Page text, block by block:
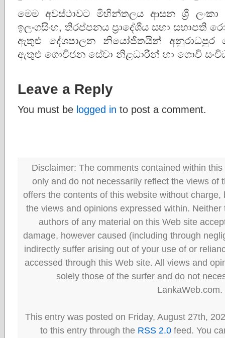
මෙම අවස්ථාවට මිහින්තලය ආසන ශ්‍රී
ඉලංගසිංහ, තිරප්පනය ප්‍රාදේශීය සභා සභාපති
ඇතුළු දේශපාලන නියෝජිතයින් අනුරාධපුර
ඇතුළු ගොවිජන සේවා නිළධාරීන් හා ගොවි
Leave a Reply
You must be logged in to post a comment.
Disclaimer: The comments contained within
only and do not necessarily reflect the views of
offers the contents of this website without
the views and opinions expressed within.
authors of any material on this Web site
damage, however caused (including through
indirectly suffer arising out of your use of or
accessed through this Web site. All views and
solely those of the surfer and do not
LankaWeb.com.
This entry was posted on Friday, August 27th,
to this entry through the RSS 2.0 feed. You